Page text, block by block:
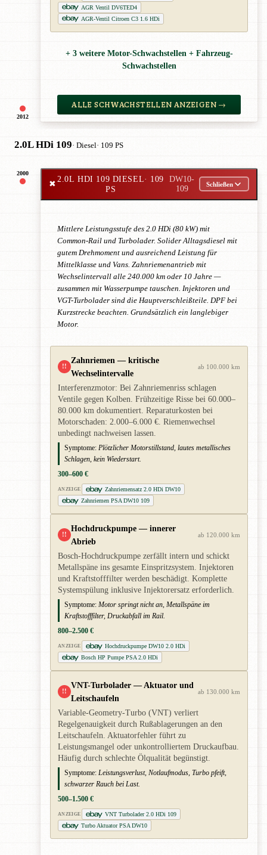
2012
AGR Ventil DV6TED4
AGR-Ventil Citroen C3 1.6 HDi
+ 3 weitere Motor-Schwachstellen + Fahrzeug-
Schwachstellen
ALLE SCHWACHSTELLEN ANZEIGEN →
2.0L HDi 109· Diesel· 109 PS
2000
✖
2.0L HDI 109 DIESEL· 109
PS
DW10-
109
Schließen
Mittlere Leistungsstufe des 2.0 HDi (80 kW) mit
Common-Rail und Turbolader. Solider Alltagsdiesel mit
gutem Drehmoment und ausreichend Leistung für
Mittelklasse und Vans. Zahnriemenantrieb mit
Wechselintervall alle 240.000 km oder 10 Jahre —
zusammen mit Wasserpumpe tauschen. Injektoren und
VGT-Turbolader sind die Hauptverschleißteile. DPF bei
Kurzstrecke beachten. Grundsätzlich ein langlebiger
Motor.
!!
Zahnriemen — kritische
Wechselintervalle
ab 100.000 km
Interferenzmotor: Bei Zahnriemenriss schlagen
Ventile gegen Kolben. Frühzeitige Risse bei 60.000–
80.000 km dokumentiert. Reparaturkosten bei
Motorschaden: 2.000–6.000 €. Riemenwechsel
unbedingt nachweisen lassen.
Symptome: Plötzlicher Motorstillstand, lautes metallisches
Schlagen, kein Wiederstart.
300–600 €
ANZEIGE
Zahnriemensatz 2.0 HDi DW10
Zahnriemen PSA DW10 109
!!
Hochdruckpumpe — innerer
Abrieb
ab 120.000 km
Bosch-Hochdruckpumpe zerfällt intern und schickt
Metallspäne ins gesamte Einspritzsystem. Injektoren
und Kraftstofffilter werden beschädigt. Komplette
Systemspülung inklusive Injektorersatz erforderlich.
Symptome: Motor springt nicht an, Metallspäne im
Kraftstofffilter, Druckabfall im Rail.
800–2.500 €
ANZEIGE
Hochdruckpumpe DW10 2.0 HDi
Bosch HP Pumpe PSA 2.0 HDi
!!
VNT-Turbolader — Aktuator und
Leitschaufeln
ab 130.000 km
Variable-Geometry-Turbo (VNT) verliert
Regelgenauigkeit durch Rußablagerungen an den
Leitschaufeln. Aktuatorfehler führt zu
Leistungsmangel oder unkontrolliertem Druckaufbau.
Häufig durch schlechte Ölqualität begünstigt.
Symptome: Leistungsverlust, Notlaufmodus, Turbo pfeift,
schwarzer Rauch bei Last.
500–1.500 €
ANZEIGE
VNT Turbolader 2.0 HDi 109
Turbo Aktuator PSA DW10